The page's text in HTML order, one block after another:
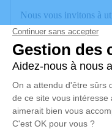
Nous vous invitons à
condoléances, partager
ou exprimer vos
Cet endroit est un lieu